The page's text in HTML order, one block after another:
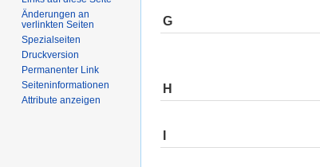
G
H
I
Änderungen an
verlinkten Seiten
Spezialseiten
Druckversion
Permanenter Link
Seiten­informationen
Attribute anzeigen